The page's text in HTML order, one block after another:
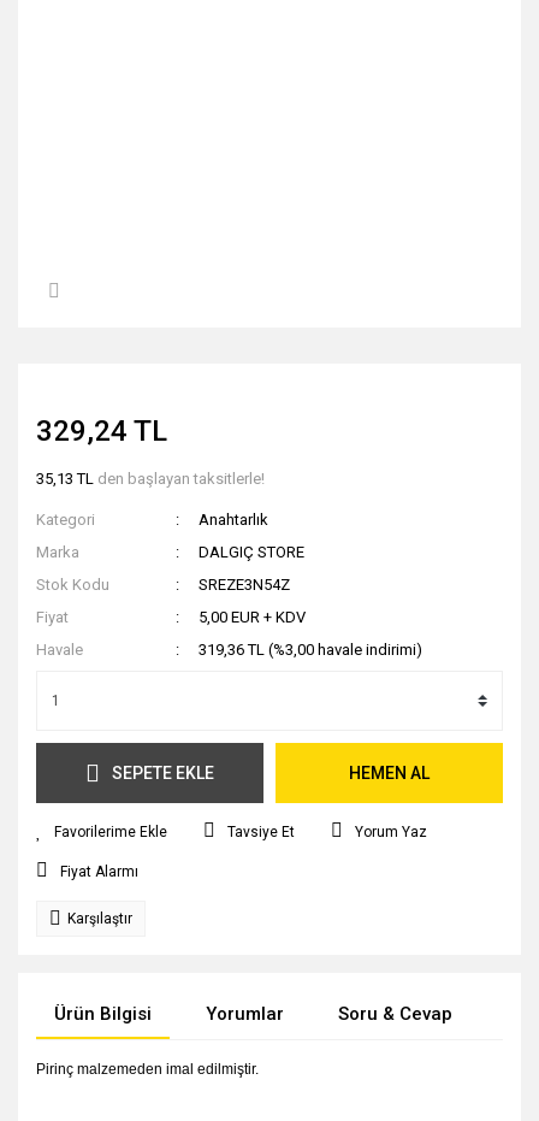
329,24 TL
35,13 TL den başlayan taksitlerle!
Kategori
Anahtarlık
Marka
DALGIÇ STORE
Stok Kodu
SREZE3N54Z
Fiyat
5,00 EUR + KDV
Havale
319,36 TL (%3,00 havale indirimi)
SEPETE EKLE HEMEN AL
Tavsiye Et Yorum Yaz
Fiyat Alarmı
Karşılaştır
Ürün Bilgisi Yorumlar Soru & Cevap
Pirinç malzemeden imal edilmiştir.